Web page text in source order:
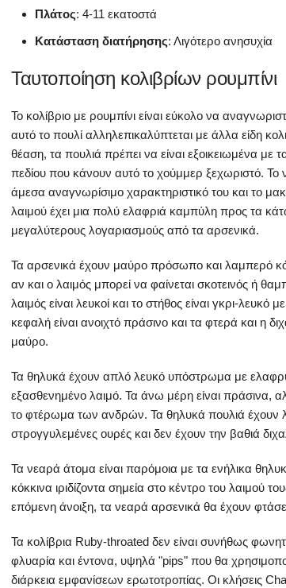
Πλάτος: 4-11 εκατοστά
Κατάσταση διατήρησης: Λιγότερο ανησυχία
Ταυτοποίηση κολιβρίων ρουμπίνι
Το κολίβριο με ρουμπίνι είναι εύκολο να
αυτό το πουλί αλληλεπικαλύπτεται με άλλα είδη
θέαση, τα πουλιά πρέπει να είναι εξοικειωμένα με
πεδίου που κάνουν αυτό το χούμμερ ξεχωριστό. Το
άμεσα αναγνωρίσιμο χαρακτηριστικό του και το
λαιμού έχει μια πολύ ελαφριά καμπύλη προς τα
μεγαλύτερους λογαριασμούς από τα αρσενικά.
Τα αρσενικά έχουν μαύρο πρόσωπο και λαμπερό
αν και ο λαιμός μπορεί να φαίνεται σκοτεινός ή
λαιμός είναι λευκοί και το στήθος είναι γκρι-
κεφαλή είναι ανοιχτό πράσινο και τα φτερά και η
μαύρο.
Τα θηλυκά έχουν απλό λευκό υπόστρωμα με
εξασθενημένο λαιμό. Τα άνω μέρη είναι πράσινα,
το φτέρωμα των ανδρών. Τα θηλυκά πουλιά έχουν
στρογγυλεμένες ουρές και δεν έχουν την βαθιά
Τα νεαρά άτομα είναι παρόμοια με τα ενήλικα
κόκκινα ιριδίζοντα σημεία στο κέντρο του λαιμού
επόμενη άνοιξη, τα νεαρά αρσενικά θα έχουν
Τα κολίβρια Ruby-throated δεν είναι συνήθως
φλυαρία και έντονα, υψηλά "pips" που θα
διάρκεια εμφανίσεων ερωτοτροπίας. Οι κλήσεις